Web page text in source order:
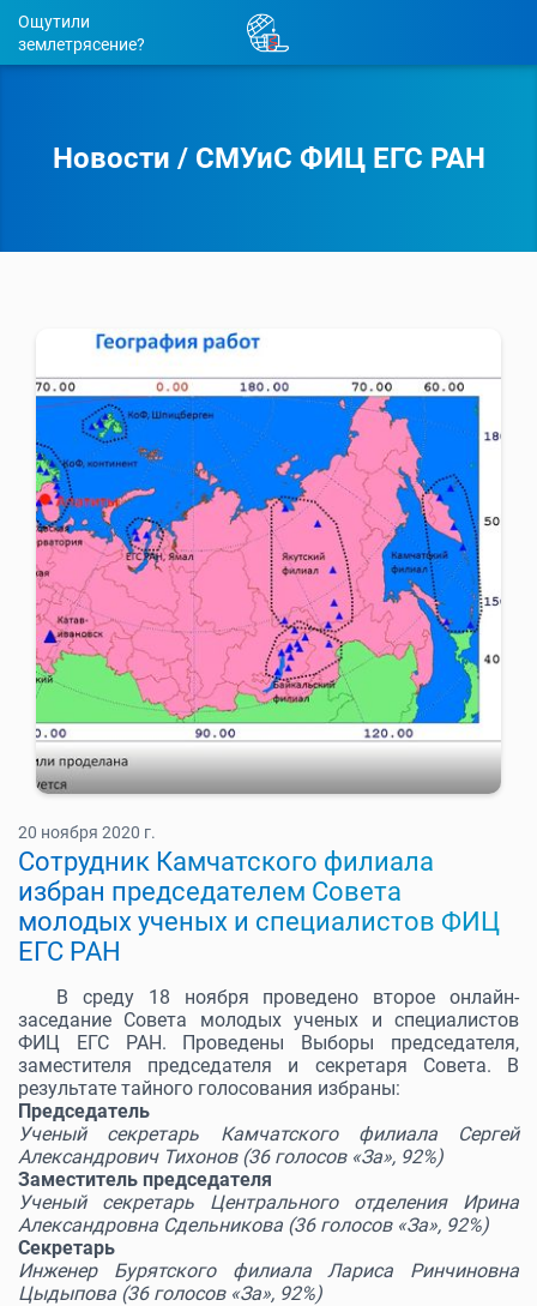
Ощутили
землетрясение?
Новости / СМУиС ФИЦ ЕГС РАН
20 ноября 2020 г.
Сотрудник Камчатского филиала
избран председателем Совета
молодых ученых и специалистов ФИЦ
ЕГС РАН
В среду 18 ноября проведено второе онлайн-
заседание Совета молодых ученых и специалистов
ФИЦ ЕГС РАН. Проведены Выборы председателя,
заместителя председателя и секретаря Совета. В
результате тайного голосования избраны:
Председатель
Ученый секретарь Камчатского филиала Сергей
Александрович Тихонов (36 голосов «За», 92%)
Заместитель председателя
Ученый секретарь Центрального отделения Ирина
Александровна Сдельникова (36 голосов «За», 92%)
Секретарь
Инженер Бурятского филиала Лариса Ринчиновна
Цыдыпова (36 голосов «За», 92%)